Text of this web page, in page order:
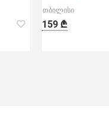
თბილისი
159 ₾